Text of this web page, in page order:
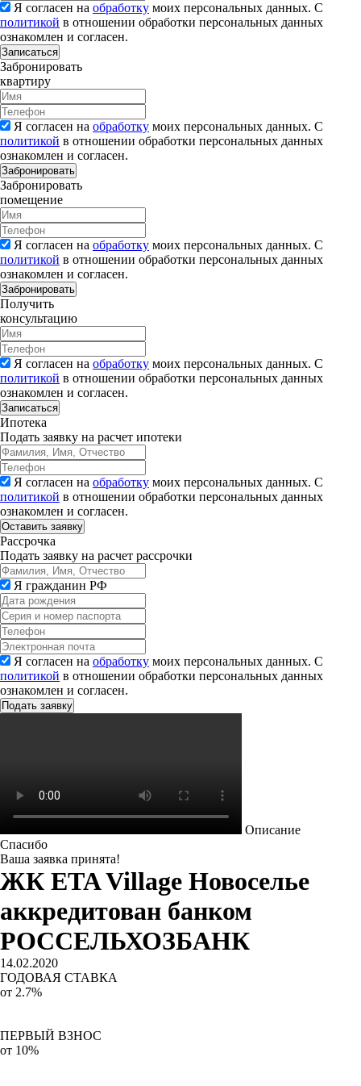
Я согласен на обработку моих персональных данных. С
политикой в отношении обработки персональных данных
ознакомлен и согласен.
Записаться
Забронировать
квартиру
Я согласен на обработку моих персональных данных. С
политикой в отношении обработки персональных данных
ознакомлен и согласен.
Забронировать
Забронировать
помещение
Я согласен на обработку моих персональных данных. С
политикой в отношении обработки персональных данных
ознакомлен и согласен.
Забронировать
Получить
консультацию
Я согласен на обработку моих персональных данных. С
политикой в отношении обработки персональных данных
ознакомлен и согласен.
Записаться
Ипотека
Подать заявку на расчет ипотеки
Я согласен на обработку моих персональных данных. С
политикой в отношении обработки персональных данных
ознакомлен и согласен.
Рассрочка
Подать заявку на расчет рассрочки
Я гражданин РФ
Я согласен на обработку моих персональных данных. С
политикой в отношении обработки персональных данных
ознакомлен и согласен.
Описание
Спасибо
Ваша заявка принята!
ЖК ETA Village Новоселье
аккредитован банком
РОССЕЛЬХОЗБАНК
14.02.2020
ГОДОВАЯ СТАВКА
от 2.7%
ПЕРВЫЙ ВЗНОС
от 10%